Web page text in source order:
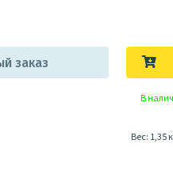
заказ
В
Вес: 1,35